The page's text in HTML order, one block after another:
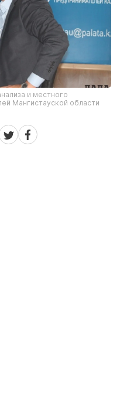
и местного
Мангистауской области